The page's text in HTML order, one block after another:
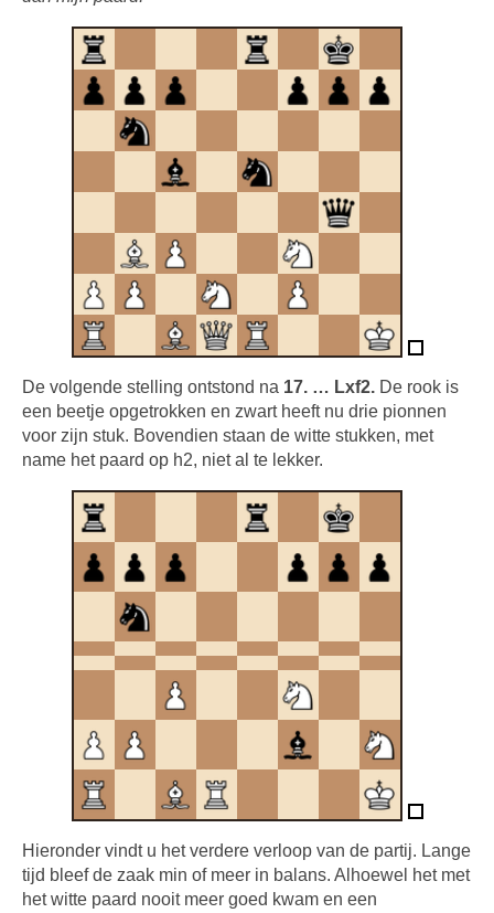
De volgende stelling ontstond na 17. … Lxf2. De rook is
een beetje opgetrokken en zwart heeft nu drie pionnen
voor zijn stuk. Bovendien staan de witte stukken, met
name het paard op h2, niet al te lekker.
Hieronder vindt u het verdere verloop van de partij. Lange
tijd bleef de zaak min of meer in balans. Alhoewel het met
het witte paard nooit meer goed kwam en een